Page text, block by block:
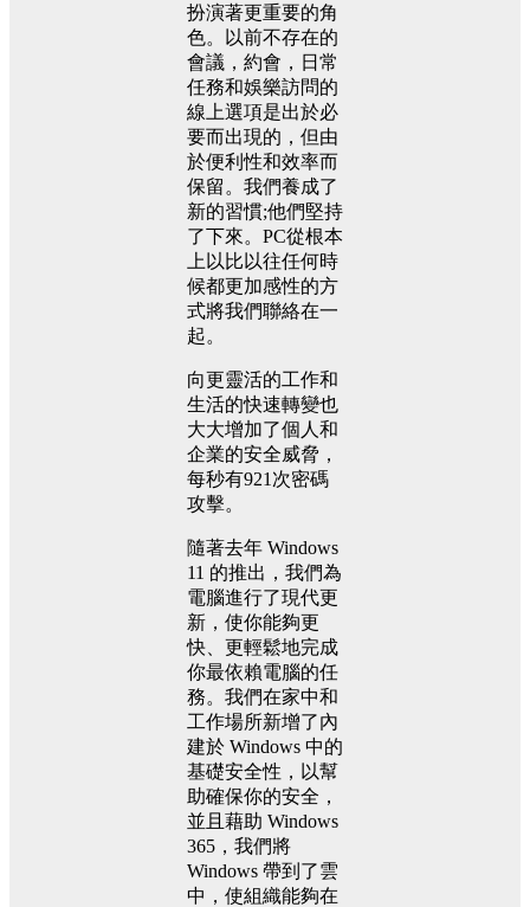
扮演著更重要的角
色。以前不存在的
會議，約會，日常
任務和娛樂訪問的
線上選項是出於必
要而出現的，但由
於便利性和效率而
保留。我們養成了
新的習慣;他們堅持
了下來。PC從根本
上以比以往任何時
候都更加感性的方
式將我們聯絡在一
起。
向更靈活的工作和
生活的快速轉變也
大大增加了個人和
企業的安全威脅，
每秒有921次密碼
攻擊。
隨著去年 Windows
11 的推出，我們為
電腦進行了現代更
新，使你能夠更
快、更輕鬆地完成
你最依賴電腦的任
務。我們在家中和
工作場所新增了內
建於 Windows 中的
基礎安全性，以幫
助確保你的安全，
並且藉助 Windows
365，我們將
Windows 帶到了雲
中，使組織能夠在